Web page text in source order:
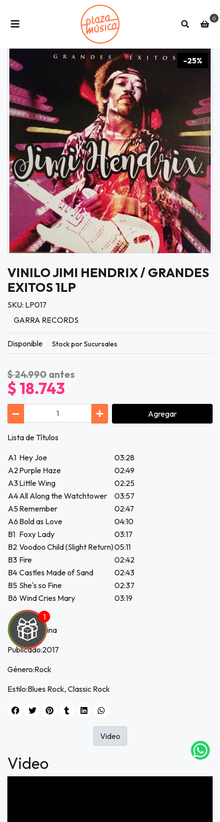
0
-25%
VINILO JIMI HENDRIX / GRANDES
EXITOS 1LP
SKU: LP017
GARRA RECORDS
Disponible Stock por Sucursales
$ 24.990 antes
$ 18.743
Agregar
Lista de Títulos
A1 Hey Joe
03:28
A2Purple Haze
02:49
A3Little Wing
02:25
A4All Along the Watchtower
03:57
A5Remember
02:47
A6 Bold as Love
04:10
B1 Foxy Lady
03:17
B2 Voodoo Child (Slight Return)05:11
B3 Fire
02:42
B4 Castles Made of Sand
02:43
B5 She's so Fine
02:37
B6 Wind Cries Mary 03:19
País:Argentina
Publicado:2017
Género:Rock
Estilo:Blues Rock, Classic Rock
Video
Video